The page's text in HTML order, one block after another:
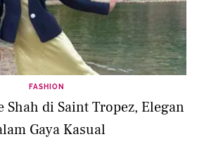
FASHION
Shah di Saint Tropez, Elegan
Gaya Kasual